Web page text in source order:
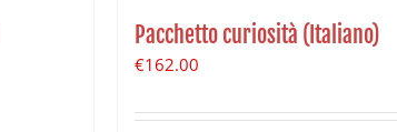
Pacchetto curiosità (Italiano)
€162.00